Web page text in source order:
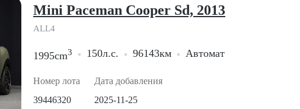
Mini Paceman Cooper Sd, 2013
ALL4
1995cm3 150л.с. 96143км Автомат
Номер лота
39446320
Дата добавления
2025-11-25